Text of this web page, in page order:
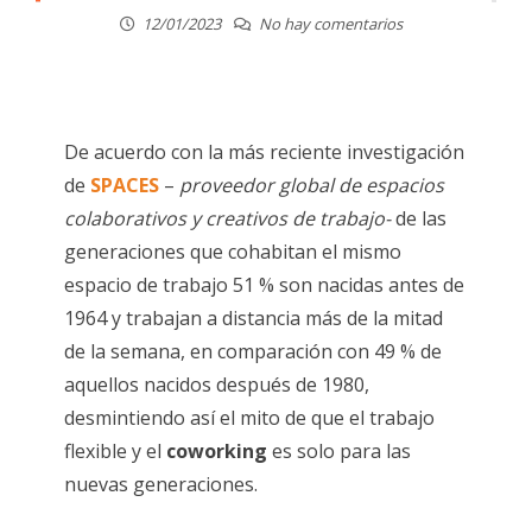
12/01/2023 No hay comentarios
De acuerdo con la más reciente investigación
de SPACES – proveedor global de espacios
colaborativos y creativos de trabajo-de las
generaciones que cohabitan el mismo
espacio de trabajo 51 % son nacidas antes de
1964 y trabajan a distancia más de la mitad
de la semana, en comparación con 49 % de
aquellos nacidos después de 1980,
desmintiendo así el mito de que el trabajo
flexible y el coworking es solo para las
nuevas generaciones.